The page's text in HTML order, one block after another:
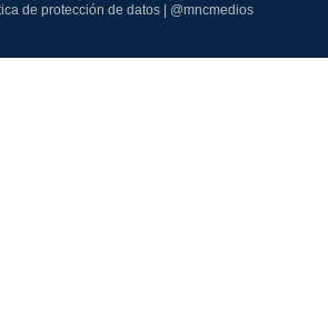
de protección de datos | @mncmedios